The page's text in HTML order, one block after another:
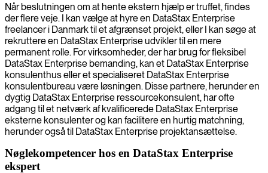
Når beslutningen om at hente ekstern hjælp er truffet, findes
der flere veje. I kan vælge at hyre en DataStax Enterprise
freelancer i Danmark til et afgrænset projekt, eller I kan søge at
rekruttere en DataStax Enterprise udvikler til en mere
permanent rolle. For virksomheder, der har brug for fleksibel
DataStax Enterprise bemanding, kan et DataStax Enterprise
konsulenthus eller et specialiseret DataStax Enterprise
konsulentbureau være løsningen. Disse partnere, herunder en
dygtig DataStax Enterprise ressourcekonsulent, har ofte
adgang til et netværk af kvalificerede DataStax Enterprise
eksterne konsulenter og kan facilitere en hurtig matchning,
herunder også til DataStax Enterprise projektansættelse.
Nøglekompetencer hos en DataStax Enterprise
ekspert